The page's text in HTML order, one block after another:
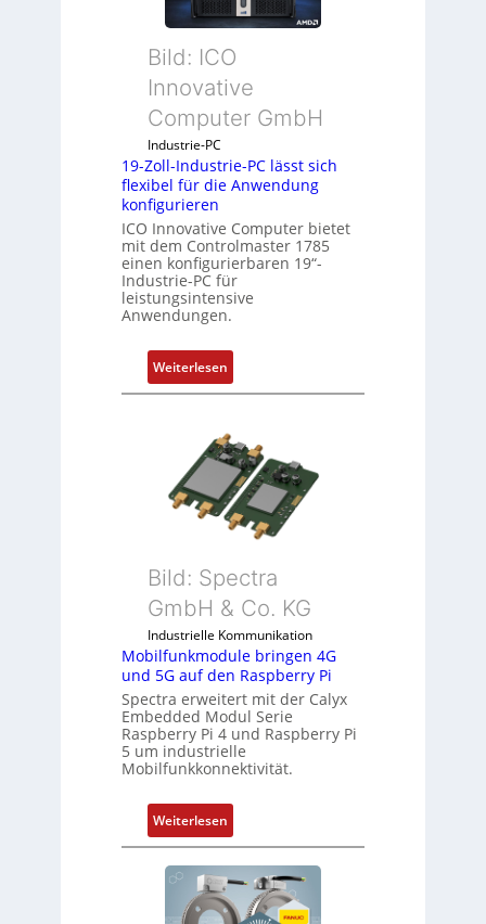
a
u
s
g
l
i
c
s
e
l
e
m
e
n
t
m
i
t
S
p
z
i
l
m
m
b
r
n
e
n
Bild: ICO
Innovative
Computer GmbH
Industrie-PC
19-Zoll-Industrie-PC lässt sich
flexibel für die Anwendung
konfigurieren
ICO Innovative Computer bietet
mit dem Controlmaster 1785
einen konfigurierbaren 19“-
Industrie-PC für
leistungsintensive
Anwendungen.
Weiterlesen:
1
-
Z
o
l
l
I
d
u
s
t
r
e
-
C
l
ä
s
s
Bild: Spectra
GmbH & Co. KG
Industrielle Kommunikation
Mobilfunkmodule bringen 4G
und 5G auf den Raspberry Pi
Spectra erweitert mit der Calyx
Embedded Modul Serie
Raspberry Pi 4 und Raspberry Pi
5 um industrielle
Mobilfunkkonnektivität.
Weiterlesen:
M
o
b
i